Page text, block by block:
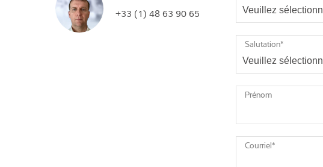
+33 (1) 48 63 90 65
Salutation*
Prénom
Courriel*